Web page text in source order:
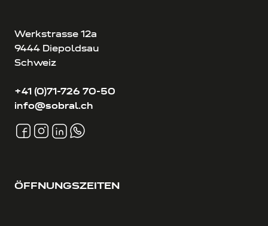
Werkstrasse 12a
9444 Diepoldsau
Schweiz
+41 (0)71-726 70-50
info@sobral.ch
ÖFFNUNGSZEITEN